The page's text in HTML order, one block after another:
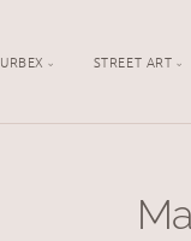
URBEX STREET ART